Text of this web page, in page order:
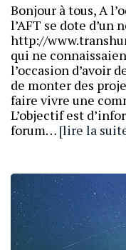
Bonjour à tous, A
l’AFT se dote d’un
http://
qui ne
l’occasion d’avoir
de monter des
faire vivre une
L’objectif est
forum… [lire la